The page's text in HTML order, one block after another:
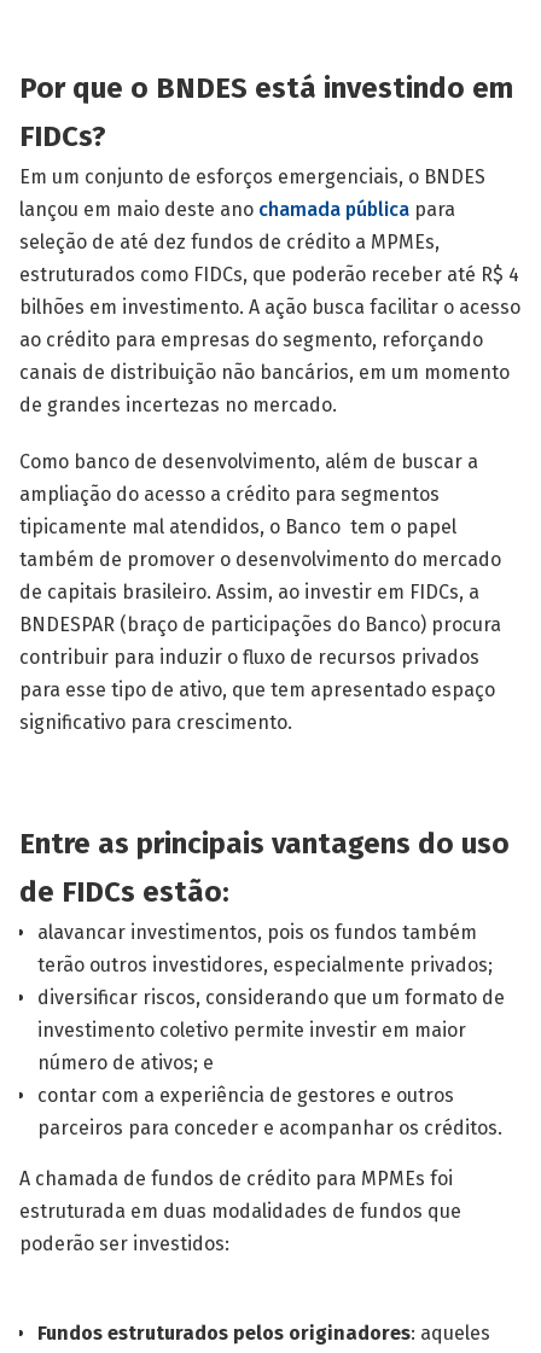
Por que o BNDES está investindo em
FIDCs?
Em um conjunto de esforços emergenciais, o BNDES
lançou em maio deste ano chamada pública para
seleção de até dez fundos de crédito a MPMEs,
estruturados como FIDCs, que poderão receber até R$ 4
bilhões em investimento. A ação busca facilitar o acesso
ao crédito para empresas do segmento, reforçando
canais de distribuição não bancários, em um momento
de grandes incertezas no mercado.
Como banco de desenvolvimento, além de buscar a
ampliação do acesso a crédito para segmentos
tipicamente mal atendidos, o Banco tem o papel
também de promover o desenvolvimento do mercado
de capitais brasileiro. Assim, ao investir em FIDCs, a
BNDESPAR (braço de participações do Banco) procura
contribuir para induzir o fluxo de recursos privados
para esse tipo de ativo, que tem apresentado espaço
significativo para crescimento.
Entre as principais vantagens do uso
de FIDCs estão:
alavancar investimentos, pois os fundos também
terão outros investidores, especialmente privados;
diversificar riscos, considerando que um formato de
investimento coletivo permite investir em maior
número de ativos; e
contar com a experiência de gestores e outros
parceiros para conceder e acompanhar os créditos.
A chamada de fundos de crédito para MPMEs foi
estruturada em duas modalidades de fundos que
poderão ser investidos:
Fundos estruturados pelos originadores: aqueles